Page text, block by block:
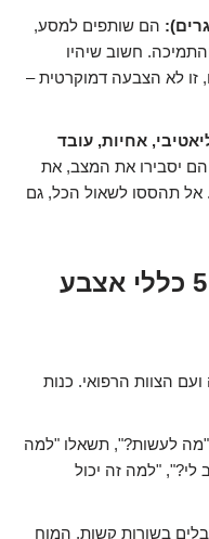
הם שותפים למסע,
חשוב שיהיו
זו לא הצבעה דמוקרטית –
אחיות, עובד
יסבירו את המצב, את
אל תהססו לשאול הכל, גם
איך לנהל את השיחה? 5 כללי אצבע
הצוות הרפואי. כנות
לעשות?", תשאלו "למה
"למה זה יכול
בשורות קשות, המוח